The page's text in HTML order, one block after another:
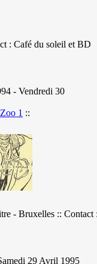
: Café du soleil et BD
- Vendredi 30
1 ::
- Bruxelles :: Contact
29 Avril 1995